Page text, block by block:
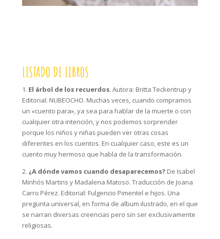
LISTADO DE LIBROS
1. El árbol de los recuerdos. Autora: Britta Teckentrup y
Editorial: NUBEOCHO. Muchas veces, cuando compramos
un «cuento para», ya sea para hablar de la muerte o con
cualquier otra intención, y nos podemos sorprender
porque los niños y niñas pueden ver otras cosas
diferentes en los cuentos. En cualquier caso, este es un
cuento muy hermoso que habla de la transformación.
2. ¿A dónde vamos cuando desaparecemos? De Isabel
Minhós Martins y Madalena Matoso. Traducción de Joana
Carro Pérez. Editorial: Fulgencio Pimentel e hijos. Una
pregunta universal, en forma de album ilustrado, en el que
se narran diversas creencias pero sin ser exclusivamente
religiosas.